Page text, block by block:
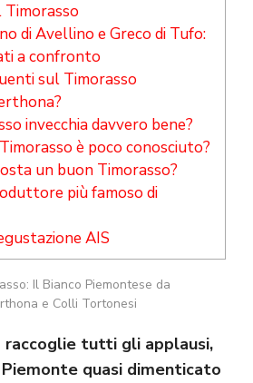
Timorasso
di Avellino e Greco di Tufo:
a confronto
sul Timorasso
invecchia davvero bene?
è poco conosciuto?
un buon Timorasso?
più famoso di
AIS
Il Bianco Piemontese da
e Colli Tortonesi
tutti gli applausi,
quasi dimenticato